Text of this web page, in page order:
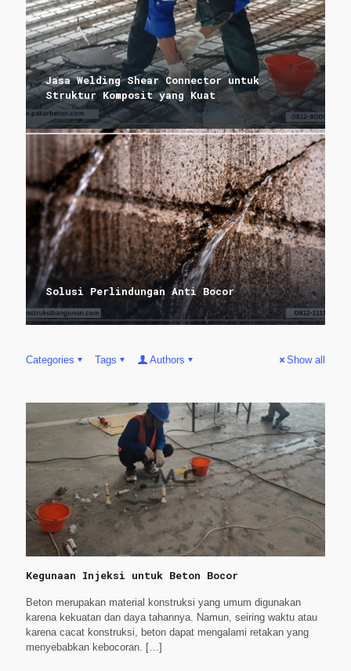
Jasa Welding Shear Connector untuk
Struktur Komposit yang Kuat
Solusi Perlindungan Anti Bocor
Categories Tags Authors Show all
Kegunaan Injeksi untuk Beton Bocor
Beton merupakan material konstruksi yang umum digunakan
karena kekuatan dan daya tahannya. Namun, seiring waktu atau
karena cacat konstruksi, beton dapat mengalami retakan yang
menyebabkan kebocoran. […]